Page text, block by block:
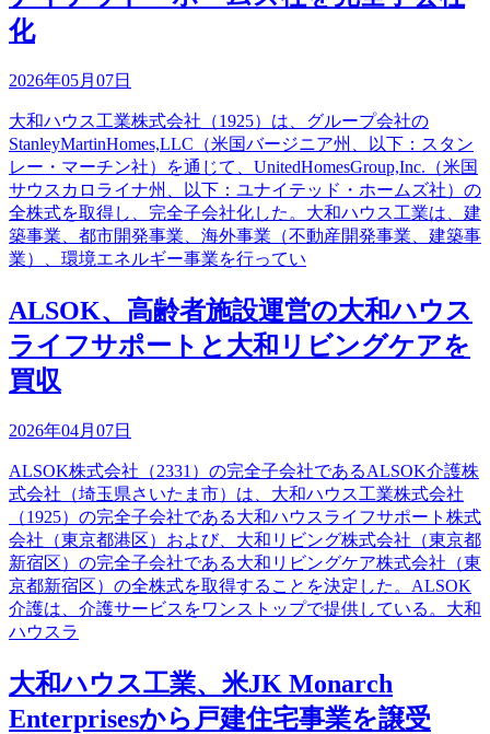
化
2026年05月07日
大和ハウス工業株式会社（1925）は、グループ会社の
StanleyMartinHomes,LLC（米国バージニア州、以下：スタン
レー・マーチン社）を通じて、UnitedHomesGroup,Inc.（米国
サウスカロライナ州、以下：ユナイテッド・ホームズ社）の
全株式を取得し、完全子会社化した。大和ハウス工業は、建
築事業、都市開発事業、海外事業（不動産開発事業、建築事
業）、環境エネルギー事業を行ってい
ALSOK、高齢者施設運営の大和ハウス
ライフサポートと大和リビングケアを
買収
2026年04月07日
ALSOK株式会社（2331）の完全子会社であるALSOK介護株
式会社（埼玉県さいたま市）は、大和ハウス工業株式会社
（1925）の完全子会社である大和ハウスライフサポート株式
会社（東京都港区）および、大和リビング株式会社（東京都
新宿区）の完全子会社である大和リビングケア株式会社（東
京都新宿区）の全株式を取得することを決定した。ALSOK
介護は、介護サービスをワンストップで提供している。大和
ハウスラ
大和ハウス工業、米JK Monarch
Enterprisesから戸建住宅事業を譲受